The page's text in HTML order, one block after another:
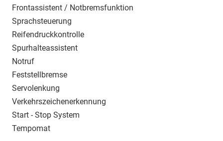
Frontassistent / Notbremsfunktion
Sprachsteuerung
Reifendruckkontrolle
Spurhalteassistent
Notruf
Feststellbremse
Servolenkung
Verkehrszeichenerkennung
Start - Stop System
Tempomat